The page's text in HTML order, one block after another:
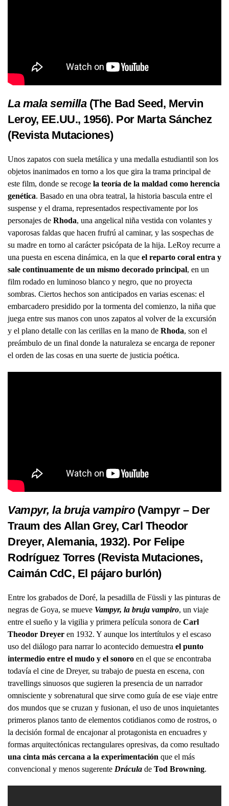
La mala semilla(The Bad Seed, Mervin
Leroy, EE.UU., 1956). Por Marta Sánchez
(Revista Mutaciones)
Unos zapatos con suela metálica y una medalla estudiantil son los
objetos inanimados en torno a los que gira la trama principal de
este film, donde se recoge la teoría de la maldad como herencia
genética. Basado en una obra teatral, la historia bascula entre el
suspense y el drama, representados respectivamente por los
personajes de Rhoda, una angelical niña vestida con volantes y
vaporosas faldas que hacen frufrú al caminar, y las sospechas de
su madre en torno al carácter psicópata de la hija. LeRoy recurre a
una puesta en escena dinámica, en la que el reparto coral entra y
sale continuamente de un mismo decorado principal, en un
film rodado en luminoso blanco y negro, que no proyecta
sombras. Ciertos hechos son anticipados en varias escenas: el
embarcadero presidido por la tormenta del comienzo, la niña que
juega entre sus manos con unos zapatos al volver de la excursión
y el plano detalle con las cerillas en la mano de Rhoda, son el
preámbulo de un final donde la naturaleza se encarga de reponer
el orden de las cosas en una suerte de justicia poética.
Vampyr, la bruja vampiro(Vampyr – Der
Traum des Allan Grey, Carl Theodor
Dreyer, Alemania, 1932). Por Felipe
Rodríguez Torres(Revista Mutaciones,
Caimán CdC, El pájaro burlón)
Entre los grabados de Doré, la pesadilla de Füssli y las pinturas de
negras de Goya, se mueve Vampyr, la bruja vampiro, un viaje
entre el sueño y la vigilia y primera película sonora de Carl
Theodor Dreyer en 1932. Y aunque los intertítulos y el escaso
uso del diálogo para narrar lo acontecido demuestra el punto
intermedio entre el mudo y el sonoro en el que se encontraba
todavía el cine de Dreyer, su trabajo de puesta en escena, con
travellings sinuosos que sugieren la presencia de un narrador
omnisciente y sobrenatural que sirve como guía de ese viaje entre
dos mundos que se cruzan y fusionan, el uso de unos inquietantes
primeros planos tanto de elementos cotidianos como de rostros, o
la decisión formal de encajonar al protagonista en encuadres y
formas arquitectónicas rectangulares opresivas, da como resultado
una cinta más cercana a la experimentación que el más
convencional y menos sugerente Drácula de Tod Browning.